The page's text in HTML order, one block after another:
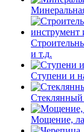
и т.д.
Ступени и
Мощение,